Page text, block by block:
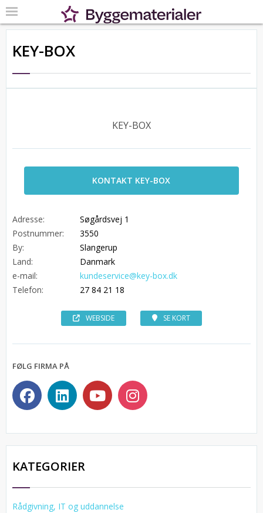
KEY-BOX
KEY-BOX
KONTAKT KEY-BOX
Adresse:
Søgårdsvej 1
Postnummer:
3550
By:
Slangerup
Land:
Danmark
e-mail:
kundeservice@key-box.dk
Telefon:
27 84 21 18
WEBSIDE SE KORT
FØLG FIRMA PÅ
KATEGORIER
Rådgivning, IT og uddannelse